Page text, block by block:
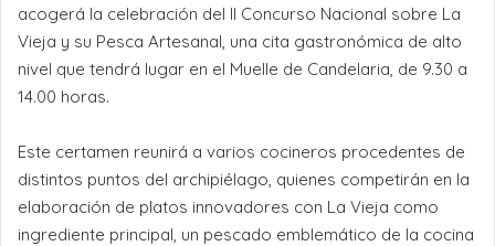
acogerá la celebración del II Concurso Nacional sobre La
Vieja y su Pesca Artesanal, una cita gastronómica de alto
nivel que tendrá lugar en el Muelle de Candelaria, de 9.30 a
14.00 horas.
Este certamen reunirá a varios cocineros procedentes de
distintos puntos del archipiélago, quienes competirán en la
elaboración de platos innovadores con La Vieja como
ingrediente principal, un pescado emblemático de la cocina